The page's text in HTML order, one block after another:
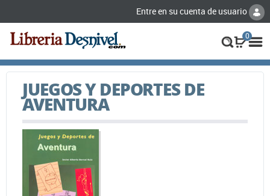
Entre en su cuenta de usuario
0
JUEGOS Y DEPORTES DE
AVENTURA